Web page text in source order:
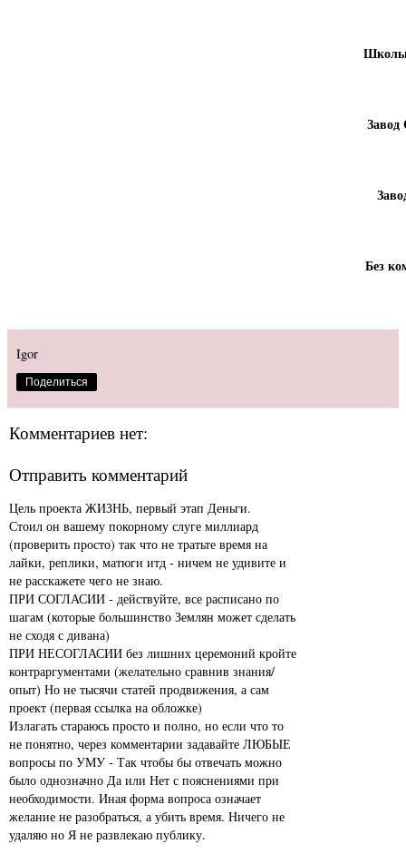
Завод
Без
Igor
Поделиться
Комментариев нет:
Отправить комментарий
Цель проекта ЖИЗНЬ, первый этап Деньги.
Стоил он вашему покорному слуге миллиард
(проверить просто) так что не тратьте время на
лайки, реплики, матюги итд - ничем не удивите и
не расскажете чего не знаю.
ПРИ СОГЛАСИИ - действуйте, все расписано по
шагам (которые большинство Землян может сделать
не сходя с дивана)
ПРИ НЕСОГЛАСИИ без лишних церемоний кройте
контраргументами (желательно сравнив знания/
опыт) Но не тысячи статей продвижения, а сам
проект (первая ссылка на обложке)
Излагать стараюсь просто и полно, но если что то
не понятно, через комментарии задавайте ЛЮБЫЕ
вопросы по УМУ - Так чтобы бы отвечать можно
было однозначно Да или Нет с пояснениями при
необходимости. Иная форма вопроса означает
желание не разобраться, а убить время. Ничего не
удаляю но Я не развлекаю публику.